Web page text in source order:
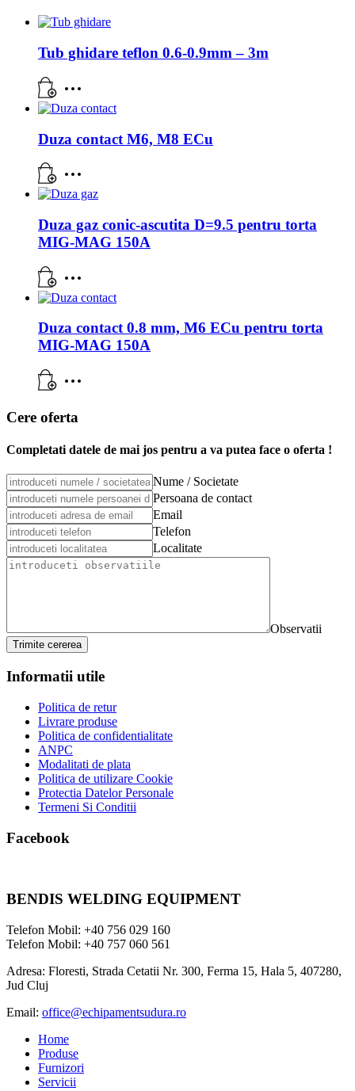
Tub ghidare teflon 0.6-0.9mm – 3m
Duza contact M6, M8 ECu
Duza gaz conic-ascutita D=9.5 pentru torta
MIG-MAG 150A
Duza contact 0.8 mm, M6 ECu pentru torta
MIG-MAG 150A
Cere oferta
Completati datele de mai jos pentru a va putea face o oferta !
Nume / Societate
Persoana de contact
Email
Telefon
Localitate
Observatii
Trimite cererea
Informatii utile
Politica de retur
Livrare produse
Politica de confidentialitate
ANPC
Modalitati de plata
Politica de utilizare Cookie
Protectia Datelor Personale
Termeni Si Conditii
Facebook
BENDIS WELDING EQUIPMENT
Telefon Mobil: +40 756 029 160
Telefon Mobil: +40 757 060 561
Adresa: Floresti, Strada Cetatii Nr. 300, Ferma 15, Hala 5, 407280,
Jud Cluj
Email: office@echipamentsudura.ro
Home
Produse
Furnizori
Servicii